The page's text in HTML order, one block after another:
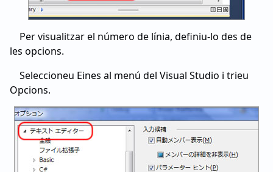
Per visualitzar el número de línia, definiu-lo des de
les opcions.
Seleccioneu Eines al menú del Visual Studio i trieu
Opcions.